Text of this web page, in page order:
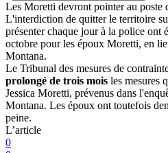
Les Moretti devront pointer au poste
L'interdiction de quitter le territoire
présenter chaque jour à la police ont
octobre pour les époux Moretti, en
Montana.
Le Tribunal des mesures de
prolongé de trois mois les mesures
Jessica Moretti, prévenus dans
Montana. Les époux ont toutefois
peine.
L’article
0